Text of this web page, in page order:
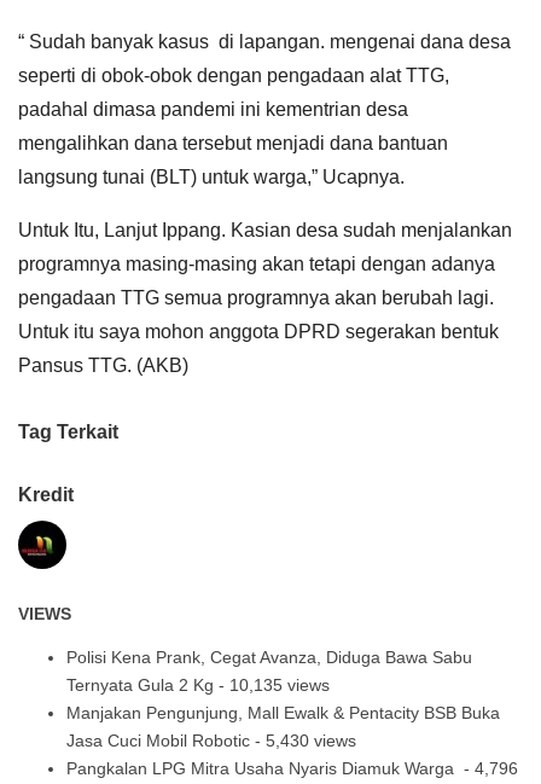
“ Sudah banyak kasus di lapangan. mengenai dana desa
seperti di obok-obok dengan pengadaan alat TTG,
padahal dimasa pandemi ini kementrian desa
mengalihkan dana tersebut menjadi dana bantuan
langsung tunai (BLT) untuk warga,” Ucapnya.
Untuk Itu, Lanjut Ippang. Kasian desa sudah menjalankan
programnya masing-masing akan tetapi dengan adanya
pengadaan TTG semua programnya akan berubah lagi.
Untuk itu saya mohon anggota DPRD segerakan bentuk
Pansus TTG. (AKB)
Tag Terkait
Kredit
VIEWS
Polisi Kena Prank, Cegat Avanza, Diduga Bawa Sabu
Ternyata Gula 2 Kg - 10,135 views
Manjakan Pengunjung, Mall Ewalk & Pentacity BSB Buka
Jasa Cuci Mobil Robotic - 5,430 views
Pangkalan LPG Mitra Usaha Nyaris Diamuk Warga - 4,796